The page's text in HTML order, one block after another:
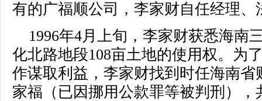
有的广福顺公司，李家财自任经理、
1996年4月上旬，李家财获悉海南
化北路地段108亩土地的使用权。为
作谋取利益，李家财找到时任海南
家福（已因挪用公款罪等被判刑），